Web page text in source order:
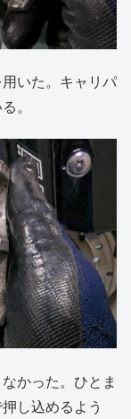
いた。キャリパ
。
かった。ひとま
し込めるよう